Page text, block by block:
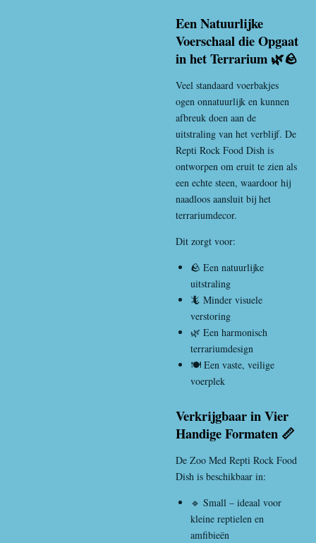
Een Natuurlijke
Voerschaal die Opgaat
in het Terrarium 🌿🪨
Veel standaard voerbakjes
ogen onnatuurlijk en kunnen
afbreuk doen aan de
uitstraling van het verblijf. De
Repti Rock Food Dish is
ontworpen om eruit te zien als
een echte steen, waardoor hij
naadloos aansluit bij het
terrariumdecor.
Dit zorgt voor:
🪨 Een natuurlijke
uitstraling
🦎 Minder visuele
verstoring
🌿 Een harmonisch
terrariumdesign
🍽️ Een vaste, veilige
voerplek
Verkrijgbaar in Vier
Handige Formaten 📏
De Zoo Med Repti Rock Food
Dish is beschikbaar in:
🔹 Small – ideaal voor
kleine reptielen en
amfibieën